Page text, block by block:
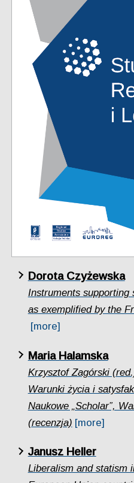
Dorota Czyżewska
Instruments supporting
as exemplified by the
[more]
Maria Halamska
Krzysztof Zagórski
Warunki życia i
Naukowe „Scholar”,
(recenzja) [more]
Janusz Heller
Liberalism and statism